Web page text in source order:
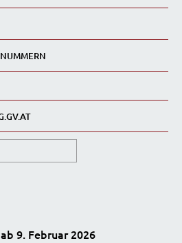
9. Februar 2026